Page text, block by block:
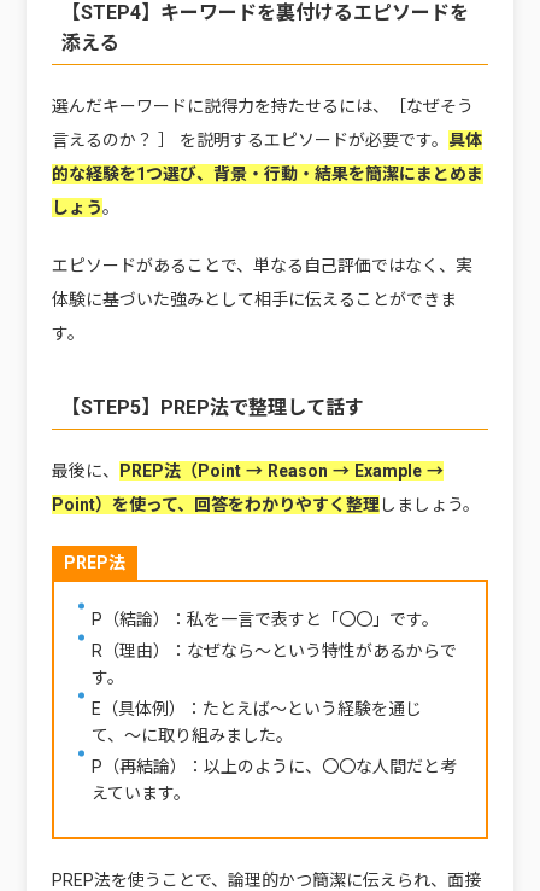
【STEP4】キーワードを裏付けるエピソードを
添える
選んだキーワードに説得力を持たせるには、［なぜそう
言えるのか？ ］ を説明するエピソードが必要です。 具体
的な経験を1つ選び、背景・行動・結果を簡潔にまとめま
しょう。
エピソードがあることで、単なる自己評価ではなく、実
体験に基づいた強みとして相手に伝えることができま
す。
【STEP5】PREP法で整理して話す
最後に、
PREP法（Point → Reason → Example →
Point）を使って、回答をわかりやすく整理 しましょう。
PREP法
P（結論）：私を一言で表すと「〇〇」です。
R（理由）：なぜなら〜という特性があるからで
す。
E（具体例）：たとえば〜という経験を通じ
て、〜に取り組みました。
P（再結論）：以上のように、〇〇な人間だと考
えています。
PREP法を使うことで、論理的かつ簡潔に伝えられ、面接